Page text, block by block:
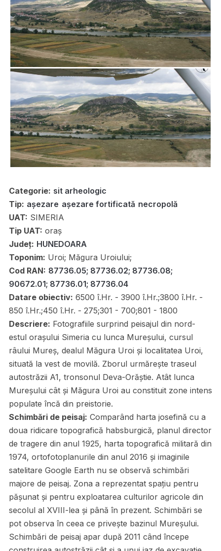
Categorie: sit arheologic
Tip: așezare așezare fortificată necropolă
UAT: SIMERIA
Tip UAT: oraș
Județ: HUNEDOARA
Toponim: Uroi; Măgura Uroiului;
Cod RAN: 87736.05; 87736.02; 87736.08;
90672.01; 87736.01; 87736.04
Datare obiectiv: 6500 î.Hr. - 3900 î.Hr.;3800 î.Hr. -
850 î.Hr.;450 î.Hr. - 275;301 - 700;801 - 1800
Descriere: Fotografiile surprind peisajul din nord-
estul orașului Simeria cu lunca Mureșului, cursul
râului Mureș, dealul Măgura Uroi și localitatea Uroi,
situată la vest de movilă. Zborul urmărește traseul
autostrăzii A1, tronsonul Deva-Orăștie. Atât lunca
Mureșului cât și Măgura Uroi au constituit zone intens
populate încă din preistorie.
Schimbări de peisaj: Comparând harta josefină cu a
doua ridicare topografică habsburgică, planul director
de tragere din anul 1925, harta topografică militară din
1974, ortofotoplanurile din anul 2016 și imaginile
satelitare Google Earth nu se observă schimbări
majore de peisaj. Zona a reprezentat spațiu pentru
pășunat și pentru exploatarea culturilor agricole din
secolul al XVIII-lea și până în prezent. Schimbări se
pot observa în ceea ce privește bazinul Mureșului.
Schimbări de peisaj apar după 2011 când începe